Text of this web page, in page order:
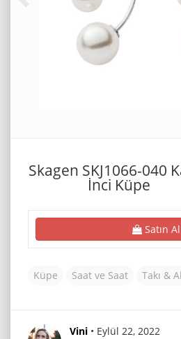
Skagen SKJ1066-040
İnci Küpe
Satın Al
Küpe Saat ve Saat
Vini • Eylül 22, 2022